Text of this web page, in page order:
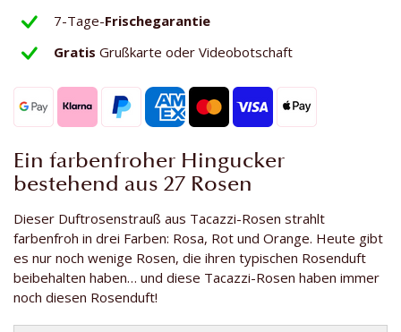
7-Tage-Frischegarantie
Gratis Grußkarte oder Videobotschaft
Ein farbenfroher Hingucker
bestehend aus 27 Rosen
Dieser Duftrosenstrauß aus Tacazzi-Rosen strahlt
farbenfroh in drei Farben: Rosa, Rot und Orange. Heute gibt
es nur noch wenige Rosen, die ihren typischen Rosenduft
beibehalten haben… und diese Tacazzi-Rosen haben immer
noch diesen Rosenduft!